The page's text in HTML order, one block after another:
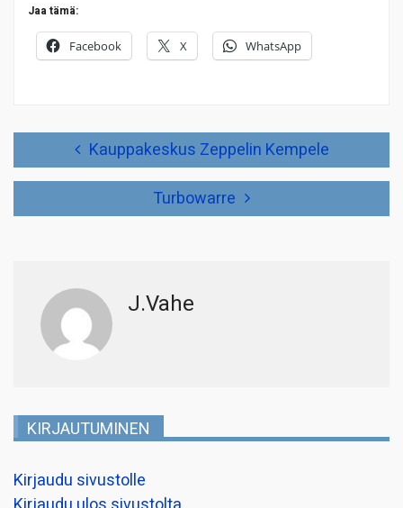
Jaa tämä:
Facebook X WhatsApp
Kauppakeskus Zeppelin Kempele
Turbowarre
J.Vahe
KIRJAUTUMINEN
Kirjaudu sivustolle